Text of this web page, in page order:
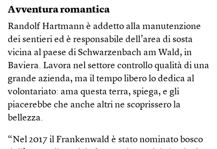
Avventura romantica
Randolf Hartmann è addetto alla manutenzione
dei sentieri ed è responsabile dell’area di sosta
vicina al paese di Schwarzenbach am Wald, in
Baviera. Lavora nel settore controllo qualità di una
grande azienda, ma il tempo libero lo dedica al
volontariato: ama questa terra, spiega, e gli
piacerebbe che anche altri ne scoprissero la
bellezza.
“Nel 2017 il Frankenwald è stato nominato bosco